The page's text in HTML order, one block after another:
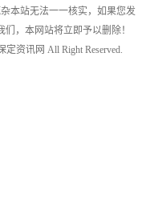
本站无法一一核实，如果您发
，本网站将立即予以删除！
定资讯网 All Right Reserved.